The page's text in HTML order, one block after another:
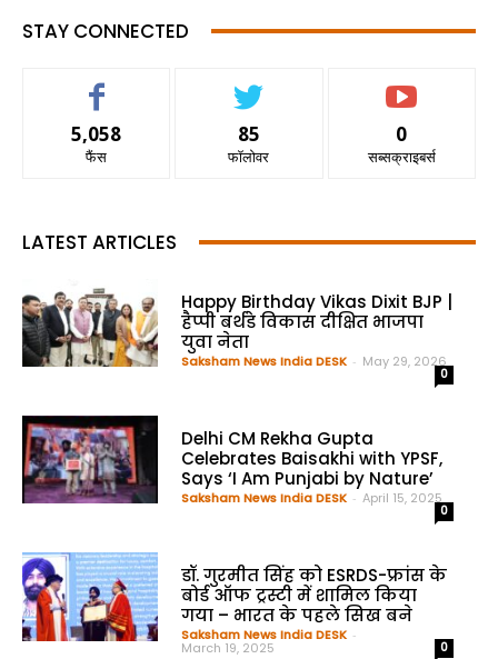
STAY CONNECTED
5,058
फैंस
85
फॉलोवर
0
सब्सक्राइबर्स
LATEST ARTICLES
Happy Birthday Vikas Dixit BJP |
हैप्पी बर्थडे विकास दीक्षित भाजपा
युवा नेता
Saksham News India DESK - May 29, 2026
0
Delhi CM Rekha Gupta
Celebrates Baisakhi with YPSF,
Says ‘I Am Punjabi by Nature’
Saksham News India DESK - April 15, 2025
0
डॉ. गुरमीत सिंह को ESRDS-फ्रांस के
बोर्ड ऑफ ट्रस्टी में शामिल किया
गया – भारत के पहले सिख बने
Saksham News India DESK -
March 19, 2025 0